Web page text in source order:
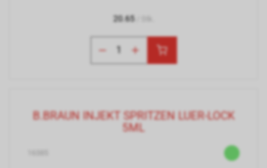
20.65
B.BRAUN INJEKT SPRITZEN LUER-LOCK
5ML